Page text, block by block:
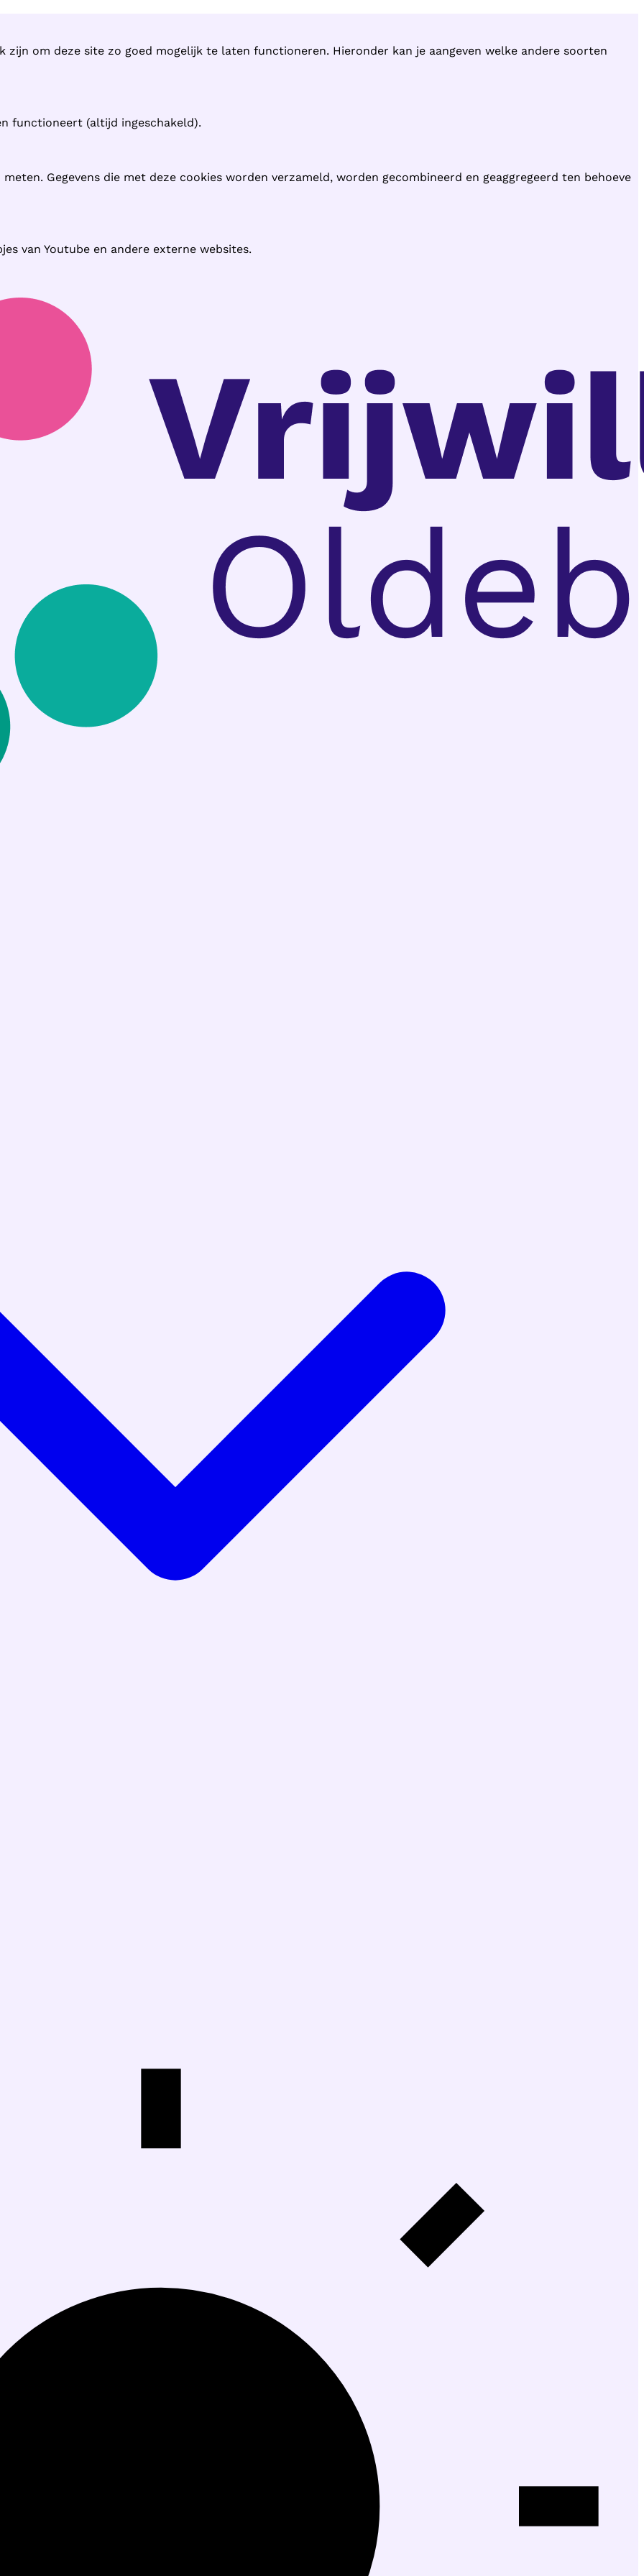
zijn om deze site zo goed mogelijk te laten functioneren. Hieronder kan je aangeven welke andere soorten
functioneert (altijd ingeschakeld).
Gegevens die met deze cookies worden verzameld, worden gecombineerd en geaggregeerd ten behoeve
van Youtube en andere externe websites.